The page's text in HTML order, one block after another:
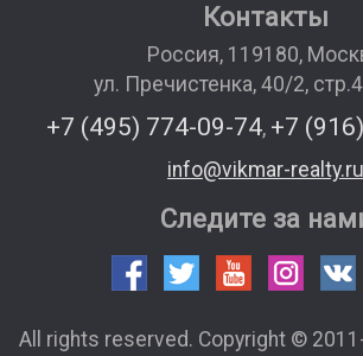
Контакты
Россия, 119180,
ул. Пречистенка, 40/2,
+7 (495) 774-09-74, +7
info@vikmar-realty.ru
Следите за
All rights reserved. Copyright ©